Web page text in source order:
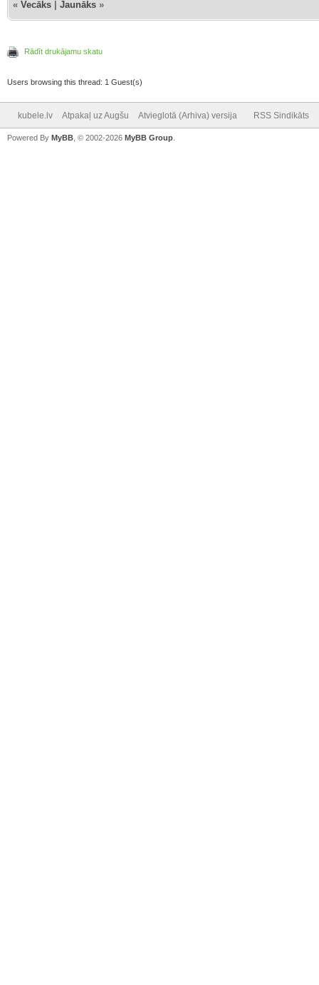
« Vecāks Jaunāks »
Rādīt drukājamu skatu
Users browsing this thread: 1 Guest(s)
kubele.lv Atpakaļ uz Augšu Atvieglotā (Arhiva) versija RSS Sindikāts
Powered By MyBB , © 2002-2026 MyBB Group